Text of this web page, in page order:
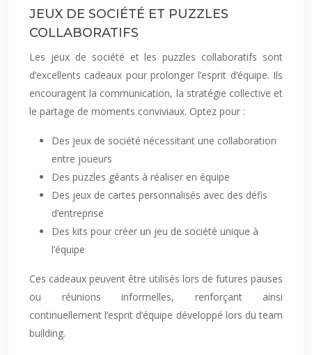
JEUX DE SOCIÉTÉ ET PUZZLES
COLLABORATIFS
Les jeux de société et les puzzles collaboratifs sont
d’excellents cadeaux pour prolonger l’esprit d’équipe. Ils
encouragent la communication, la stratégie collective et
le partage de moments conviviaux. Optez pour :
Des jeux de société nécessitant une collaboration
entre joueurs
Des puzzles géants à réaliser en équipe
Des jeux de cartes personnalisés avec des défis
d’entreprise
Des kits pour créer un jeu de société unique à
l’équipe
Ces cadeaux peuvent être utilisés lors de futures pauses
ou réunions informelles, renforçant ainsi
continuellement l’esprit d’équipe développé lors du team
building.